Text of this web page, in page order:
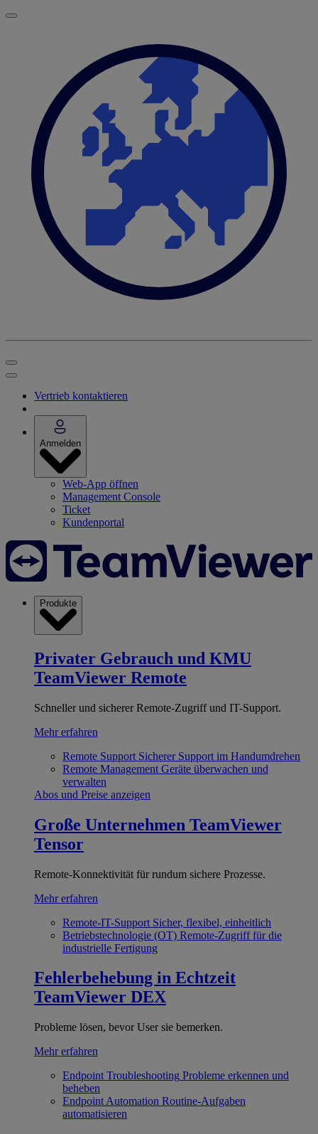
Vertrieb kontaktieren
Anmelden
Web-App öffnen
Management Console
Ticket
Kundenportal
Produkte
Privater Gebrauch und KMU
TeamViewer Remote
Schneller und sicherer Remote-Zugriff und IT-Support.
Mehr erfahren
Remote Support Sicherer Support im Handumdrehen
Remote Management Geräte überwachen und
verwalten
Abos und Preise anzeigen
Große Unternehmen TeamViewer
Tensor
Remote-Konnektivität für rundum sichere Prozesse.
Mehr erfahren
Remote-IT-Support Sicher, flexibel, einheitlich
Betriebstechnologie (OT) Remote-Zugriff für die
industrielle Fertigung
Fehlerbehebung in Echtzeit
TeamViewer DEX
Probleme lösen, bevor User sie bemerken.
Mehr erfahren
Endpoint Troubleshooting Probleme erkennen und
beheben
Endpoint Automation Routine-Aufgaben
automatisieren